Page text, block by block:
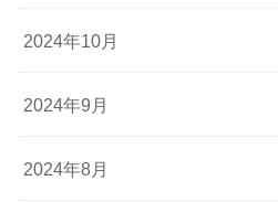
2024年10月
2024年9月
2024年8月